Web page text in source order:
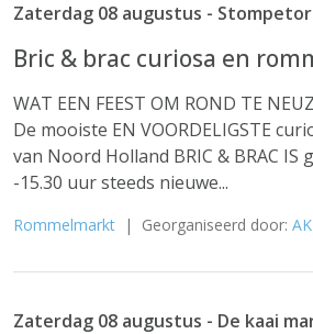
Zaterdag 08 augustus -
Bric & brac curiosa en
WAT EEN FEEST OM ROND TE
De mooiste EN VOORDELIGSTE
van Noord Holland BRIC & BRAC IS
-15.30 uur steeds nieuwe...
Rommelmarkt | Georganiseerd door: AK
Zaterdag 08 augustus - De kaai